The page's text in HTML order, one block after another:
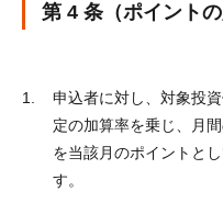
第 4 条（ポイントの
申込者に対し、対象投
定の加算率を乗じ、月
を当該月のポイントと
す。